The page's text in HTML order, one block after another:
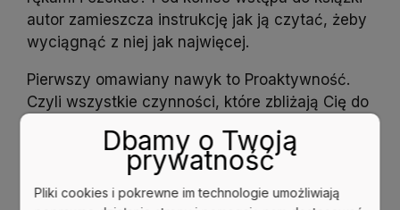
autor zamieszcza instrukcję jak ją czytać, żeby
wyciągnąć z niej jak najwięcej.
Pierwszy omawiany nawyk to Proaktywność.
Czyli wszystkie czynności, które zbliżają Cię do
proaktywnie rozwijasz się, innymi słowy
mówiąc, pracujesz w ogrodzie swoich marzeń.
Działasz wyłącznie w kręgu rzeczy, na które
Dbamy o Twoją
prywatność
Pliki cookies i pokrewne im technologie umożliwiają